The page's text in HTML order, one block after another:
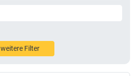
weitere Filter